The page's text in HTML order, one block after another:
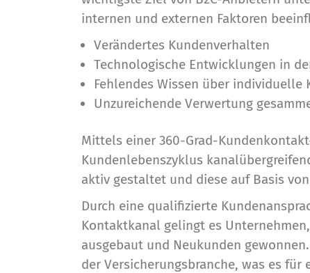
internen und externen Faktoren
Verändertes Kundenverhalten
Technologische Entwicklungen in
Fehlendes Wissen über
Unzureichende Verwertung
Mittels einer 360-Grad-
Kundenlebenszyklus
aktiv gestaltet und diese auf Basis
Durch eine qualifizierte
Kontaktkanal gelingt es
ausgebaut und Neukunden
der Versicherungsbranche, was es für